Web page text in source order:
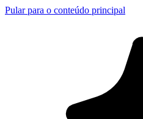
Pular para o conteúdo principal